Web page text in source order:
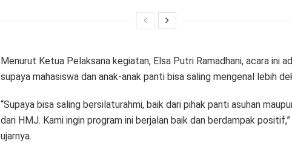
Menurut Ketua Pelaksana kegiatan, Elsa Putri Ramadhani, acara ini
supaya mahasiswa dan anak-anak panti bisa saling mengenal lebih
“Supaya bisa saling bersilaturahmi, baik dari pihak panti asuhan
dari HMJ. Kami ingin program ini berjalan baik dan berdampak positif,”
ujarnya.